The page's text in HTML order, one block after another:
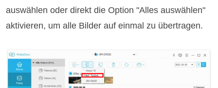
auswählen oder direkt die Option "Alles auswählen"
aktivieren, um alle Bilder auf einmal zu übertragen.